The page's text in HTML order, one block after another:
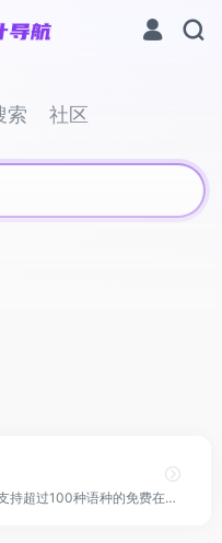
索 社区
字节跳动旗下的机器翻译品牌，支持超过100种语种的免费在线翻译，并支持多种领域翻译。